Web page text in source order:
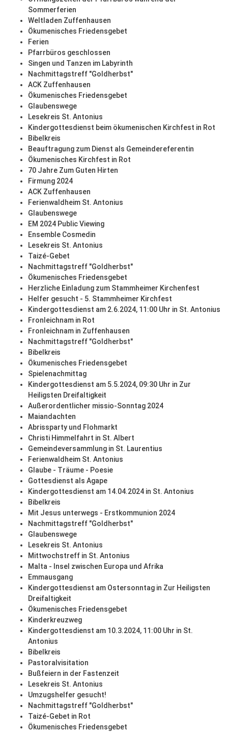
Sommerferien
Weltladen Zuffenhausen
Ökumenisches Friedensgebet
Ferien
Pfarrbüros geschlossen
Singen und Tanzen im Labyrinth
Nachmittagstreff "Goldherbst"
ACK Zuffenhausen
Ökumenisches Friedensgebet
Glaubenswege
Lesekreis St. Antonius
Kindergottesdienst beim ökumenischen Kirchfest in Rot
Bibelkreis
Beauftragung zum Dienst als Gemeindereferentin
Ökumenisches Kirchfest in Rot
70 Jahre Zum Guten Hirten
Firmung 2024
ACK Zuffenhausen
Ferienwaldheim St. Antonius
Glaubenswege
EM 2024 Public Viewing
Ensemble Cosmedin
Lesekreis St. Antonius
Taizé-Gebet
Nachmittagstreff "Goldherbst"
Ökumenisches Friedensgebet
Herzliche Einladung zum Stammheimer Kirchenfest
Helfer gesucht - 5. Stammheimer Kirchfest
Kindergottesdienst am 2.6.2024, 11:00 Uhr in St. Antonius
Fronleichnam in Rot
Fronleichnam in Zuffenhausen
Nachmittagstreff "Goldherbst"
Bibelkreis
Ökumenisches Friedensgebet
Spielenachmittag
Kindergottesdienst am 5.5.2024, 09:30 Uhr in Zur
Heiligsten Dreifaltigkeit
Außerordentlicher missio-Sonntag 2024
Maiandachten
Abrissparty und Flohmarkt
Christi Himmelfahrt in St. Albert
Gemeindeversammlung in St. Laurentius
Ferienwaldheim St. Antonius
Glaube - Träume - Poesie
Gottesdienst als Agape
Kindergottesdienst am 14.04.2024 in St. Antonius
Bibelkreis
Mit Jesus unterwegs - Erstkommunion 2024
Nachmittagstreff "Goldherbst"
Glaubenswege
Lesekreis St. Antonius
Mittwochstreff in St. Antonius
Malta - Insel zwischen Europa und Afrika
Emmausgang
Kindergottesdienst am Ostersonntag in Zur Heiligsten
Dreifaltigkeit
Ökumenisches Friedensgebet
Kinderkreuzweg
Kindergottesdienst am 10.3.2024, 11:00 Uhr in St.
Antonius
Bibelkreis
Pastoralvisitation
Bußfeiern in der Fastenzeit
Lesekreis St. Antonius
Umzugshelfer gesucht!
Nachmittagstreff "Goldherbst"
Taizé-Gebet in Rot
Ökumenisches Friedensgebet